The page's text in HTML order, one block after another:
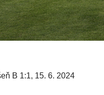
B 1:1, 15. 6. 2024